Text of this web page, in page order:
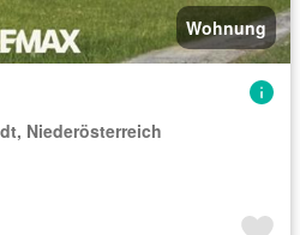
Wohnung
Niederösterreich